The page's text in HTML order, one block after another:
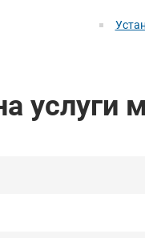
услуги